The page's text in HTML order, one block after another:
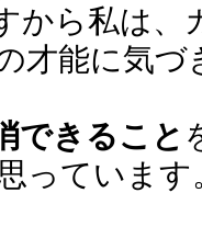
から私は、
才能に気
できること
っています